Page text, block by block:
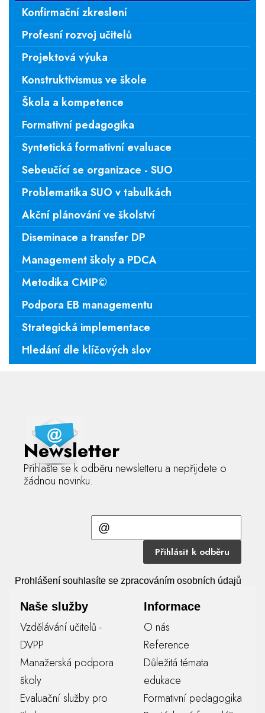
Konfirmační zkreslení
Profesní rozvoj učitelů
Projektová výuka
Konstruktivismus ve škole
Škola a kompetence
Formativní pedagogika
Syntetická formativní evaluace
Sebeučící se organizace - SUO
Problematika SUO v tabulkách
Akční plánování ve školství
Diseminace a transfer DP
Management školy a PDCA
Metodika CMIP©
Podpora EB managementu
Strategická implementace
Hledání dle klíčových slov
Newsletter
Přihlašte se k odběru newsletteru a nepřijdete o
žádnou novinku.
Přihlásit k odběru
Prohlášení souhlasíte se zpracováním osobních údajů
Naše služby
Vzdělávání učitelů -
DVPP
Manažerská podpora
školy
Evaluační služby pro
Informace
O nás
Reference
Důležitá témata
edukace
Formativní pedagogika